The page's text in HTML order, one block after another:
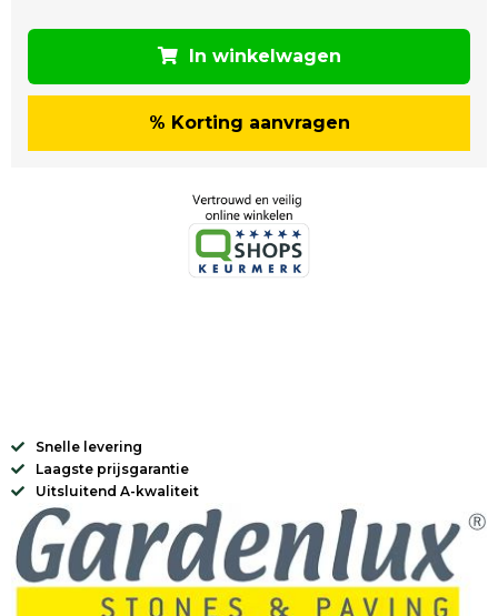
In winkelwagen
% Korting aanvragen
Snelle levering
Laagste prijsgarantie
Uitsluitend A-kwaliteit